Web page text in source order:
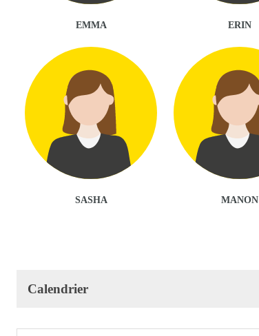
EMMA ERIN
SASHA MANON
Calendrier